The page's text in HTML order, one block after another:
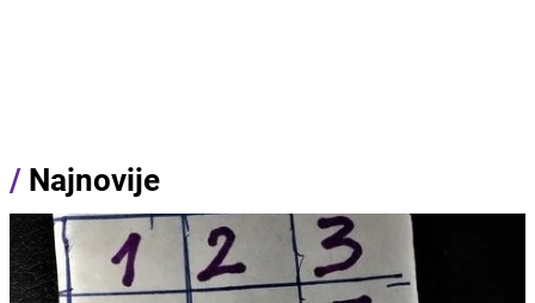
/ Najnovije